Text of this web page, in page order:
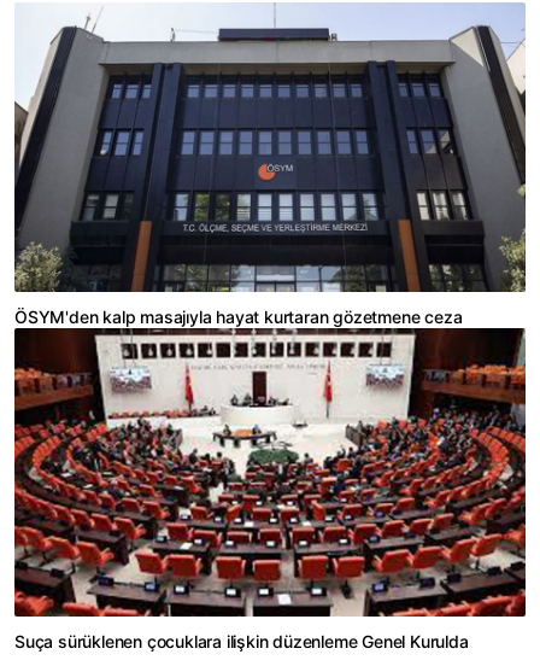
ÖSYM'den kalp masajıyla hayat kurtaran gözetmene ceza
Suça sürüklenen çocuklara ilişkin düzenleme Genel Kurulda